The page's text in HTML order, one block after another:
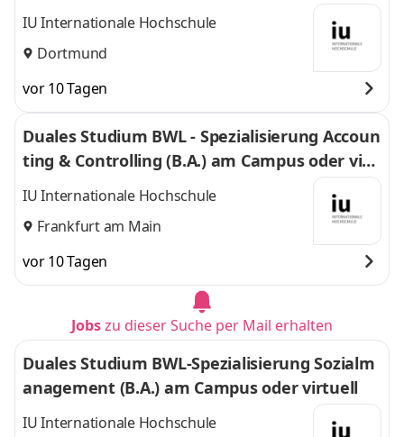
uell
IU Internationale Hochschule
Dortmund
vor 10 Tagen
Duales Studium BWL - Spezialisierung Accoun
ting & Controlling (B.A.) am Campus oder virt
uell
IU Internationale Hochschule
Frankfurt am Main
vor 10 Tagen
Jobszu dieser Suche per Mail erhalten
Duales Studium BWL-Spezialisierung Sozialm
anagement (B.A.) am Campus oder virtuell
IU Internationale Hochschule